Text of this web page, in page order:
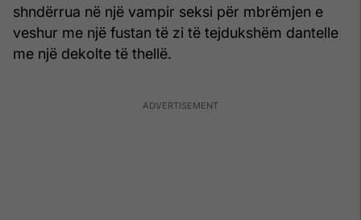
shndërrua në një vampir seksi për mbrëmjen e
veshur me një fustan të zi të tejdukshëm dantelle
me një dekolte të thellë.